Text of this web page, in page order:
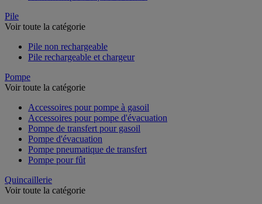
Pile
Voir toute la catégorie
Pile non rechargeable
Pile rechargeable et chargeur
Pompe
Voir toute la catégorie
Accessoires pour pompe à gasoil
Accessoires pour pompe d'évacuation
Pompe de transfert pour gasoil
Pompe d'évacuation
Pompe pneumatique de transfert
Pompe pour fût
Quincaillerie
Voir toute la catégorie